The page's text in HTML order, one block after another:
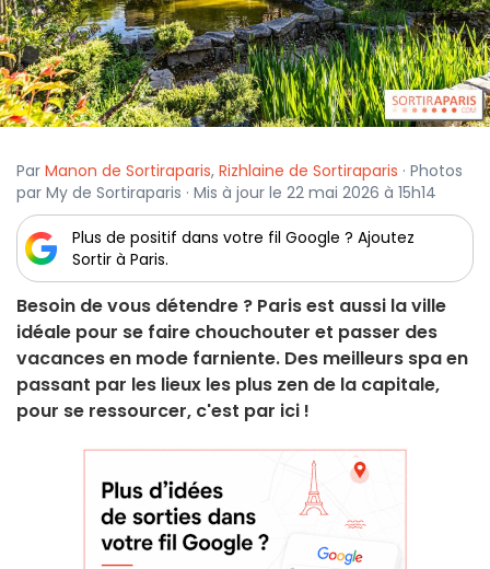
Par Manon de Sortiraparis, Rizhlaine de Sortiraparis · Photos
par My de Sortiraparis · Mis à jour le 22 mai 2026 à 15h14
Plus de positif dans votre fil Google ? Ajoutez
Sortir à Paris.
Besoin de vous détendre ? Paris est aussi la ville
idéale pour se faire chouchouter et passer des
vacances en mode farniente. Des meilleurs spa en
passant par les lieux les plus zen de la capitale,
pour se ressourcer, c'est par ici !